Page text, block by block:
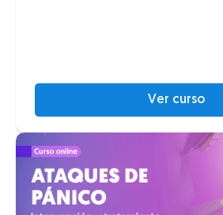
Ver curso